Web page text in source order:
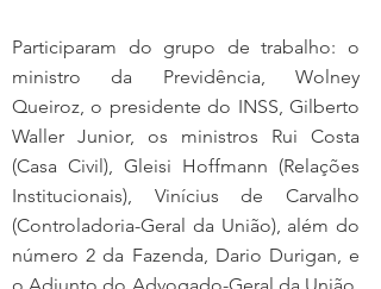
Participaram do grupo de trabalho: o
ministro da Previdência, Wolney
Queiroz, o presidente do INSS, Gilberto
Waller Junior, os ministros Rui Costa
(Casa Civil), Gleisi Hoffmann (Relações
Institucionais), Vinícius de Carvalho
(Controladoria-Geral da União), além do
número 2 da Fazenda, Dario Durigan, e